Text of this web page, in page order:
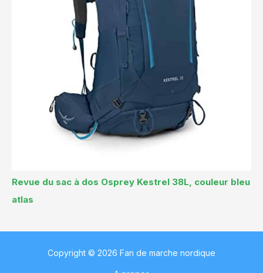
Revue du sac à dos Osprey Kestrel 38L, couleur bleu
atlas
Copyright © 2026 Fan de marche nordique